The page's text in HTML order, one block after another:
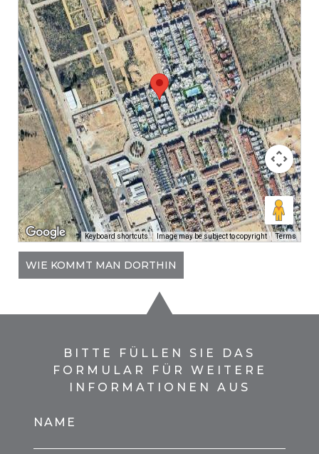
Keyboard shortcuts Image may be subject to copyright Terms
WIE KOMMT MAN DORTHIN
BITTE FÜLLEN SIE DAS
FORMULAR FÜR WEITERE
INFORMATIONEN AUS
NAME